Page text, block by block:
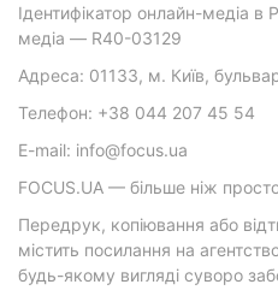
Ідентифікатор онлайн-медіа в
медіа — R40-03129
Адреса: 01133, м. Київ,
Телефон: +38 044 207 45 54
E-mail: info@focus.ua
FOCUS.UA — більше ніж
Передрук, копіювання або
містить посилання на
будь-якому вигляді суворо